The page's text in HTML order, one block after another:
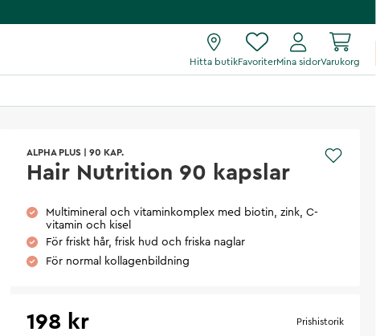
Hitta butikFavoriterMina sidorVarukorg
ALPHA PLUS 90 KAP.
Hair Nutrition 90 kapslar
Multimineral och vitaminkomplex med biotin, zink, C-
vitamin och kisel
För friskt hår, frisk hud och friska naglar
För normal kollagenbildning
198 kr Prishistorik